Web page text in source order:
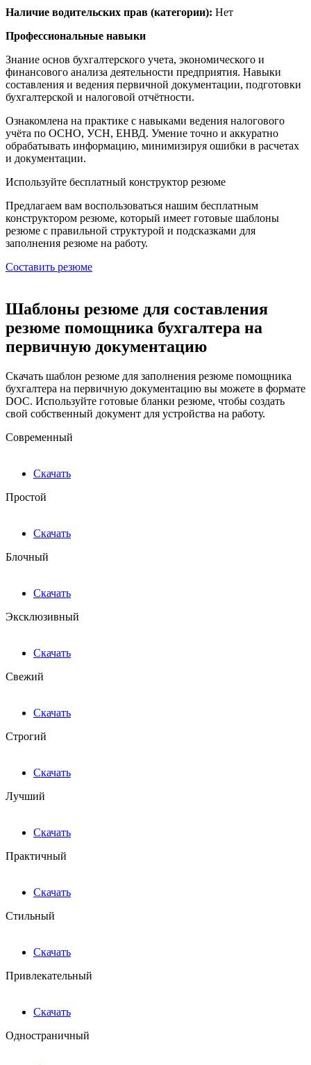
Наличие водительских прав (категории): Нет
Профессиональные навыки
Знание основ бухгалтерского учета, экономического и
финансового анализа деятельности предприятия. Навыки
составления и ведения первичной документации, подготовки
бухгалтерской и налоговой отчётности.
Ознакомлена на практике с навыками ведения налогового
учёта по ОСНО, УСН, ЕНВД. Умение точно и аккуратно
обрабатывать информацию, минимизируя ошибки в расчетах
и документации.
Используйте бесплатный конструктор резюме
Предлагаем вам воспользоваться нашим бесплатным
конструктором резюме, который имеет готовые шаблоны
резюме с правильной структурой и подсказками для
заполнения резюме на работу.
Составить резюме
Шаблоны резюме для составления
резюме помощника бухгалтера на
первичную документацию
Скачать шаблон резюме для заполнения резюме помощника
бухгалтера на первичную документацию вы можете в формате
DOC. Используйте готовые бланки резюме, чтобы создать
свой собственный документ для устройства на работу.
Современный
Скачать
Простой
Скачать
Блочный
Скачать
Эксклюзивный
Скачать
Свежий
Скачать
Строгий
Скачать
Лучший
Скачать
Практичный
Скачать
Стильный
Скачать
Привлекательный
Скачать
Одностраничный